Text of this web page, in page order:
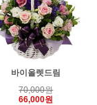
바이올렛드림
70,000원
66,000원